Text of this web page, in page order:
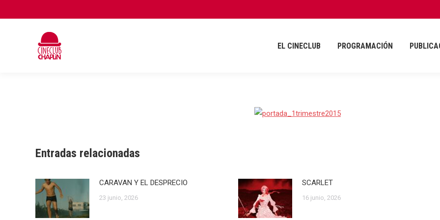
EL CINECLUB PROGRAMACIÓN
Entradas relacionadas
CARAVAN Y EL DESPRECIO
23 junio, 2026
SCARLET
16 junio, 2026
EL CINECLUB PROGRAMACIÓN